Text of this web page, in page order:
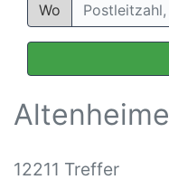
Wo
Altenheime
12211 Treffer